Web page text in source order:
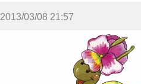
2013/03/08 21:57